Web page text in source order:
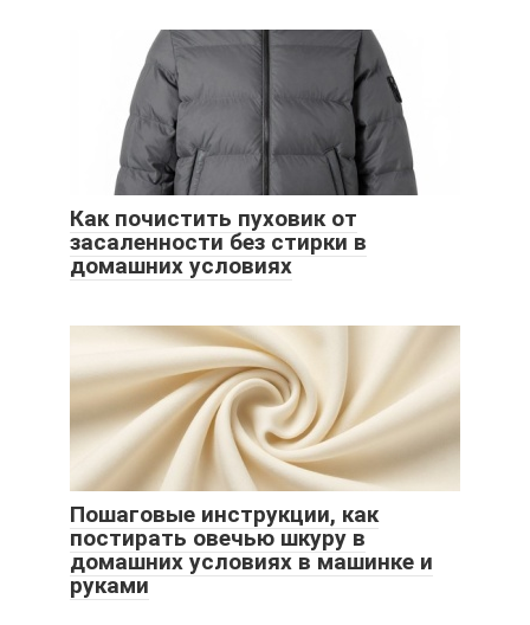
Как почистить пуховик от
засаленности без стирки в
домашних условиях
Пошаговые инструкции, как
постирать овечью шкуру в
домашних условиях в машинке и
руками